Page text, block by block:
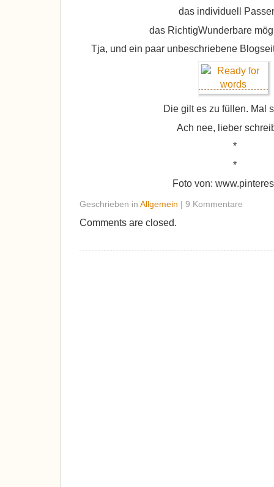
das individuell
das RichtigWunderbare
Tja, und ein paar unbeschriebene
Die gilt es zu füllen. Mal
Ach nee, lieber
*
*
Foto von:
Geschrieben in Allgemein | 9 Kommentare
Comments are closed.